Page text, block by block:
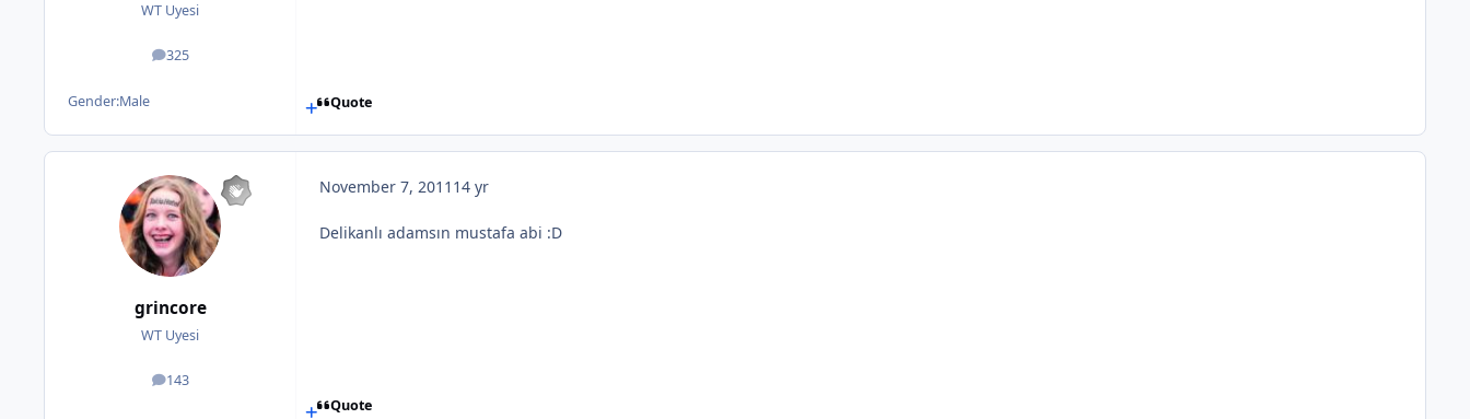
WT Uyesi
325
posts
Gender:Male Quote
grincore
WT Uyesi
143
posts
November 7, 2011 14 yr
Delikanlı adamsın mustafa abi :D
Quote